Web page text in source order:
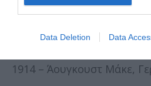
Data Deletion Data
1902 – Λίβαϊ Στρος,
1904 – Λευκάδιος Χερν,
1914 – Άουγκουστ Μάκε,